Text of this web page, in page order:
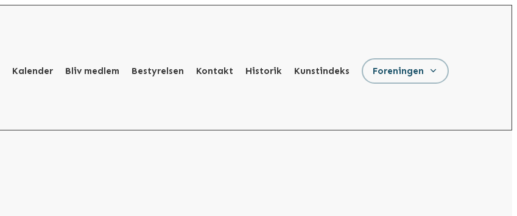
Kalender Bliv medlem Bestyrelsen Kontakt Historik Kunstindeks Foreningen